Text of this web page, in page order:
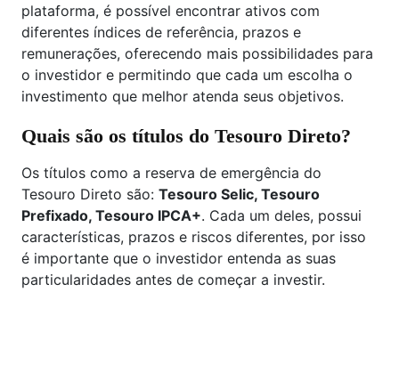
plataforma, é possível encontrar ativos com
diferentes índices de referência, prazos e
remunerações, oferecendo mais possibilidades para
o investidor e permitindo que cada um escolha o
investimento que melhor atenda seus objetivos.
Quais são os títulos do Tesouro Direto?
Os títulos como a reserva de emergência do
Tesouro Direto são: Tesouro Selic, Tesouro
Prefixado, Tesouro IPCA+. Cada um deles, possui
características, prazos e riscos diferentes, por isso
é importante que o investidor entenda as suas
particularidades antes de começar a investir.